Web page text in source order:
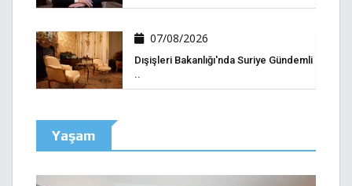
07/08/2026
Dışişleri Bakanlığı'nda Suriye Gündemli
..
Yaşam